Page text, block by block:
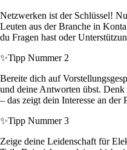
Netzwerken ist der Schlüssel!
Leuten aus der Branche in
du Fragen hast oder
✨Tipp Nummer 2
Bereite dich auf
und deine Antworten übst. Denk
– das zeigt dein Interesse an
✨Tipp Nummer 3
Zeige deine Leidenschaft für